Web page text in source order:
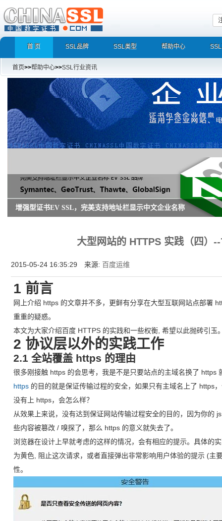
首 页 SSL品牌 SSL类型 帮助中心
首页>>帮助中心>>SSL行业资讯
增强型证书EV SSL，完美支持地址栏显示中文企业名称
位SSL证书,绿色地址栏证书大型网站的 HTTPS 实践（四）
2015-05-24 16:35:29 来源: 百度运维
1 前言
网上介绍 https 的文章并不多，更鲜有分享在大型互联网站点部署
重重的疑惑。
本文为大家介绍百度 HTTPS 的实践和一些权衡, 希望以此抛砖引玉
2 协议层以外的实践工作
2.1 全站覆盖 https 的理由
很多刚接触 https 的会思考，我是不是只要站点的主域名换了 https
https 的目的就是保证传输过程的安全，如果只有主域名上了 https
没有上 https，会怎么样？
从效果上来说，没有达到保证网站传输过程安全的目的，因为你的
些内容被篡改 / 嗅探了，那么 https 的意义就失去了。
浏览器在设计上早就考虑的这样的情况，会有相应的提示。具体的
为黄色, 阻止这次请求，或者直接弹出非常影响用户体验的提示 (主
性。